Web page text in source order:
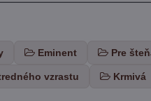
Eminent Pre
vzrastu Krmivá